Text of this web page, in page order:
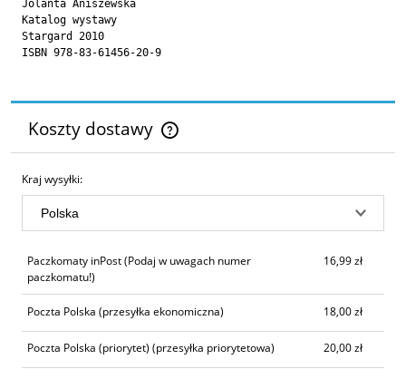
Jolanta Aniszewska
Katalog wystawy
Stargard 2010
ISBN 978-83-61456-20-9
Koszty dostawy
Cena nie zawiera ewentualnych kosztów płatności
Kraj wysyłki:
Paczkomaty inPost(Podaj w uwagach numer
paczkomatu!)
16,99 zł
Poczta Polska (przesyłka ekonomiczna) 18,00 zł
Poczta Polska (priorytet) (przesyłka priorytetowa) 20,00 zł